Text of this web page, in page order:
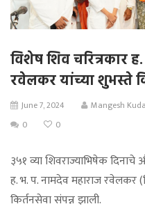
विशेष शिव चरित्रकार
रवेलकर यांच्या शुभस्ते
June 7, 2024 Mangesh
0
0
३५१ व्या शिवराज्याभिषेक
ह. भ. प. नामदेव महाराज रवेलकर
किर्तनसेवा संपन्न झाली.